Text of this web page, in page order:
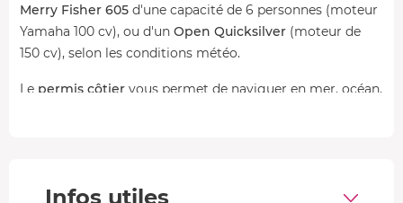
Merry Fisher 605 d'une capacité de 6 personnes (moteur
Yamaha 100 cv), ou d'un Open Quicksilver (moteur de
150 cv), selon les conditions météo.
Le permis côtier vous permet de naviguer en mer, océan,
d'un bateau de moins de 20 mètres.
Infos utiles